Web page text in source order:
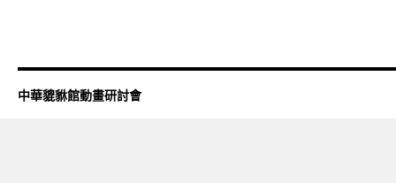
中華貔貅館動畫研討會